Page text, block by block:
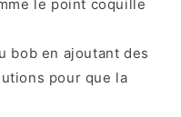
le point coquille
bob en ajoutant des
pour que la